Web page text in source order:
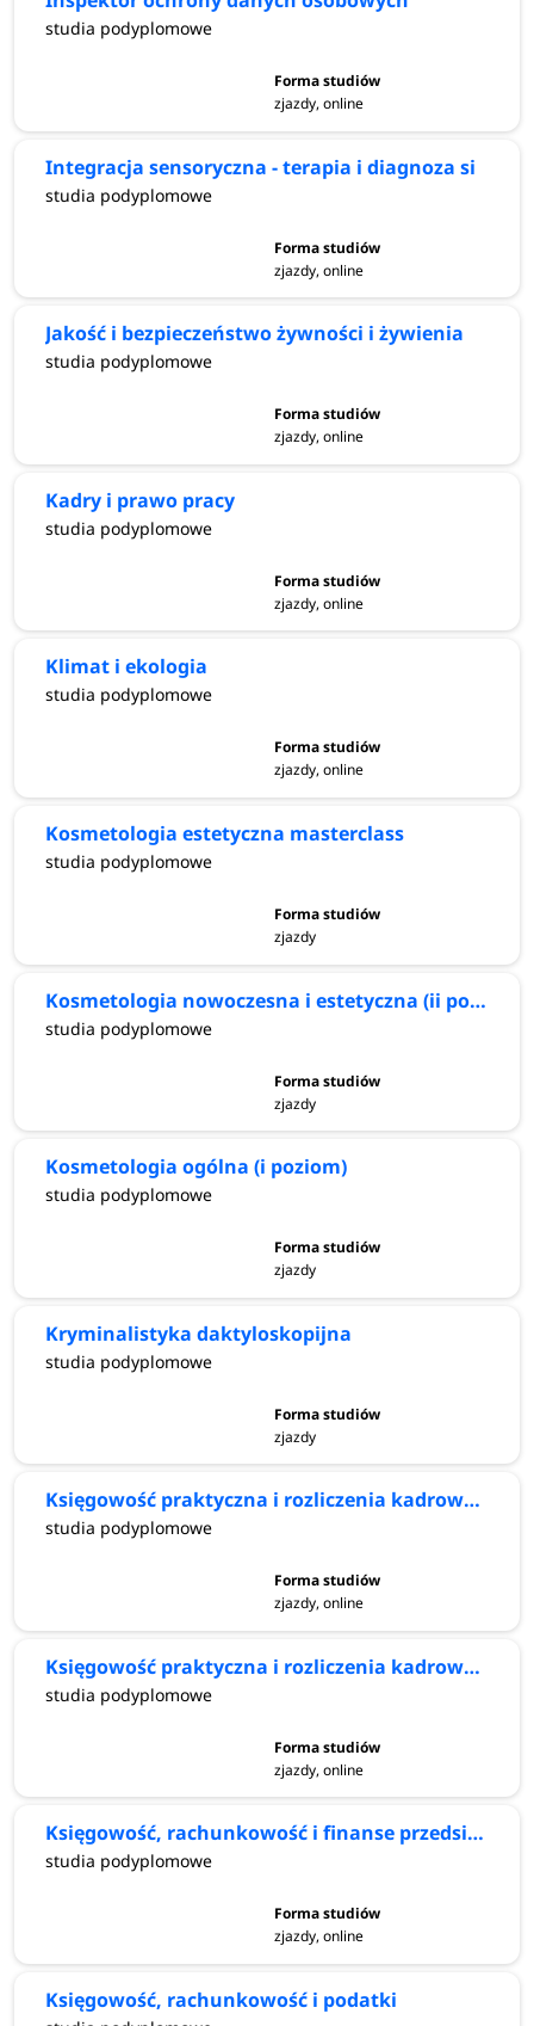
studia podyplomowe
zjazdy, online
Integracja sensoryczna - terapia i diagnoza si
studia podyplomowe
zjazdy, online
Jakość i bezpieczeństwo żywności i żywienia
studia podyplomowe
zjazdy, online
Kadry i prawo pracy
studia podyplomowe
zjazdy, online
Klimat i ekologia
studia podyplomowe
zjazdy, online
Kosmetologia estetyczna masterclass
studia podyplomowe
zjazdy
Kosmetologia nowoczesna i estetyczna (ii poziom)
studia podyplomowe
zjazdy
Kosmetologia ogólna (i poziom)
studia podyplomowe
zjazdy
Kryminalistyka daktyloskopijna
studia podyplomowe
zjazdy
Księgowość praktyczna i rozliczenia kadrowo-płacowe
studia podyplomowe
zjazdy, online
Księgowość praktyczna i rozliczenia kadrowo-płacowe z programem płatnik
studia podyplomowe
zjazdy, online
Księgowość, rachunkowość i finanse przedsiębiorstwa
studia podyplomowe
zjazdy, online
Księgowość, rachunkowość i podatki